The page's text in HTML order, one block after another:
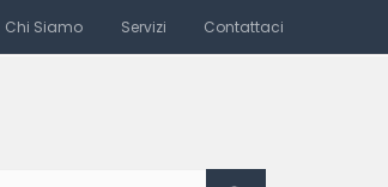
Chi Siamo Servizi Contattaci